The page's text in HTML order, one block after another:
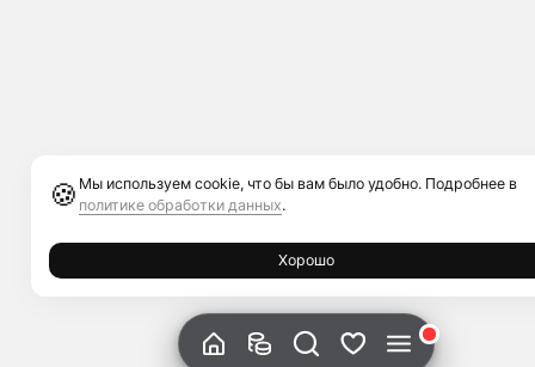
🍪 Мы используем cookie, что бы вам было удобно. Подробнее в
политике обработки данных.
Хорошо